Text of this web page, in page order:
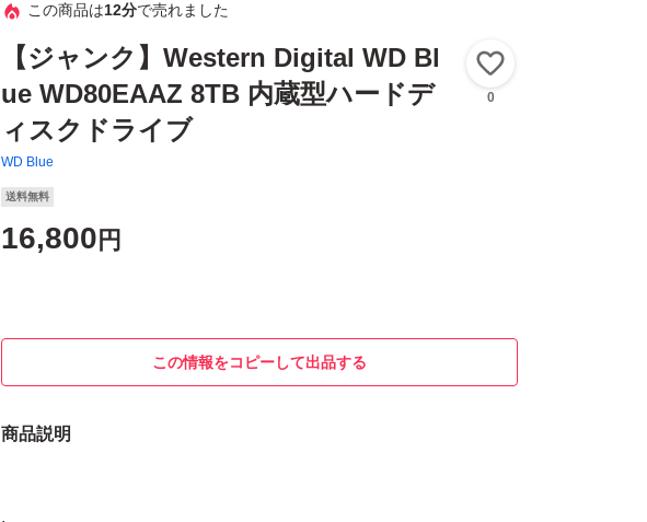
この商品は12分で売れました
【ジャンク】Western Digital WD Bl
ue WD80EAAZ 8TB 内蔵型ハードデ
ィスクドライブ
WD Blue
0
送料無料
16,800 円
この情報をコピーして出品する
商品説明
.